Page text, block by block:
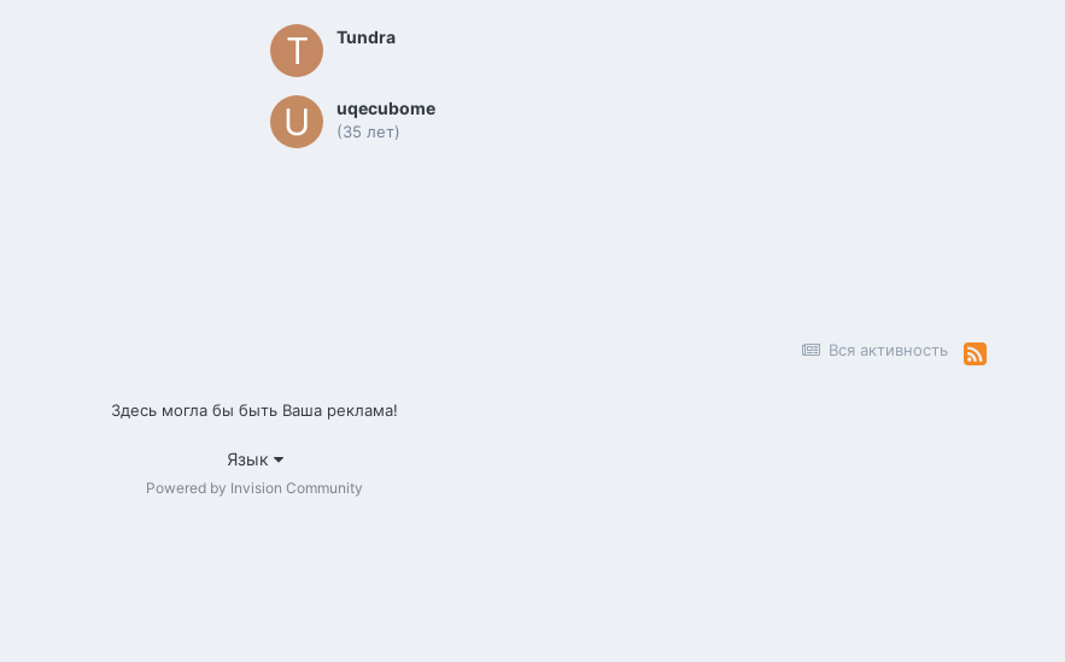
Tundra
uqecubome
(35 лет)
Вся активность
Здесь могла бы быть Ваша реклама!
Язык
Powered by Invision Community